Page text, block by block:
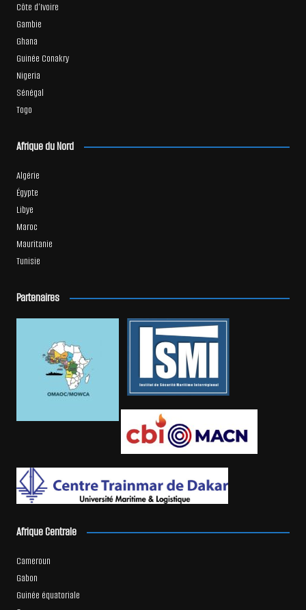
Côte d’Ivoire
Gambie
Ghana
Guinée Conakry
Nigeria
Sénégal
Togo
Afrique du Nord
Algérie
Égypte
Libye
Maroc
Mauritanie
Tunisie
Partenaires
Afrique Centrale
Cameroun
Gabon
Guinée équatoriale